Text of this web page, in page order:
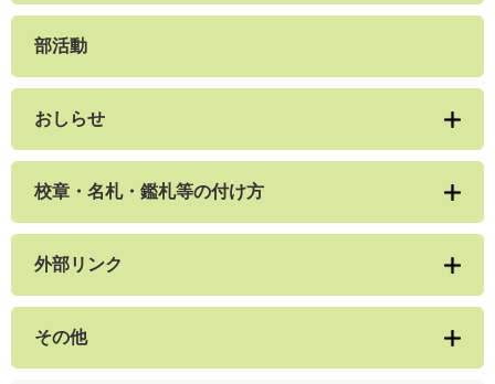
部活動
おしらせ
校章・名札・鑑札等の付け方
外部リンク
その他